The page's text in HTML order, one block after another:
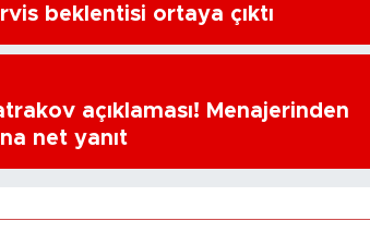
beklentisi ortaya çıktı
açıklaması! Menajerinden
net yanıt